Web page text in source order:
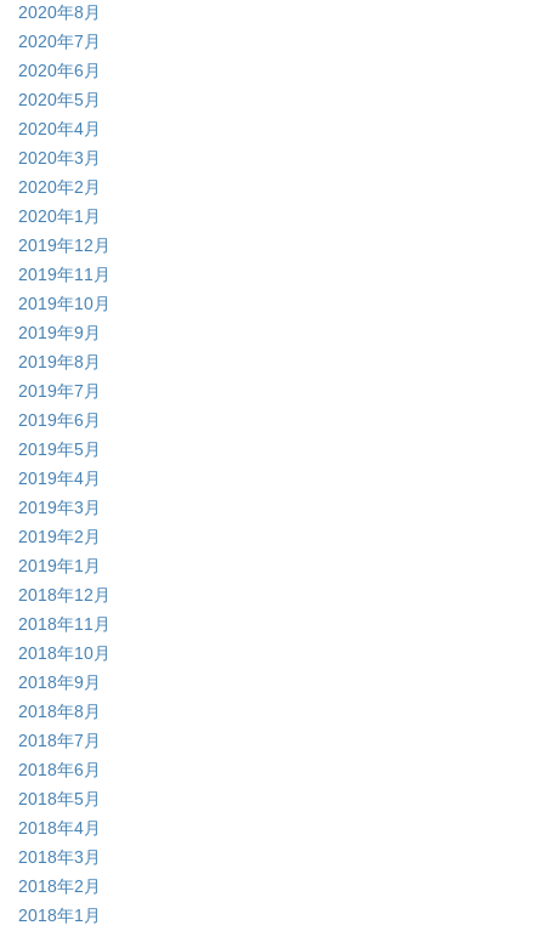
2020年8月
2020年7月
2020年6月
2020年5月
2020年4月
2020年3月
2020年2月
2020年1月
2019年12月
2019年11月
2019年10月
2019年9月
2019年8月
2019年7月
2019年6月
2019年5月
2019年4月
2019年3月
2019年2月
2019年1月
2018年12月
2018年11月
2018年10月
2018年9月
2018年8月
2018年7月
2018年6月
2018年5月
2018年4月
2018年3月
2018年2月
2018年1月